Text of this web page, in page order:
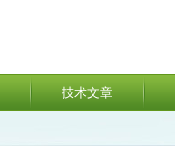
技术文章